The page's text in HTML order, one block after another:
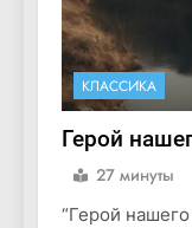
КЛАССИКА
Герой
27 минуты
“Герой